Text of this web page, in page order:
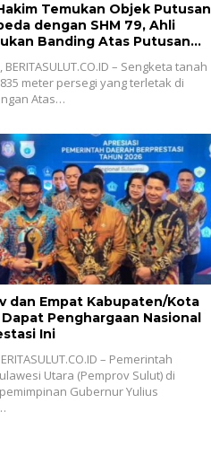
Temukan Objek Putusan
dengan SHM 79, Ahli
Banding Atas Putusan
– Sengketa tanah
meter persegi yang terletak di
Atas…
dan Empat Kabupaten/Kota
Penghargaan Nasional
Ini
– Pemerintah
Utara (Pemprov Sulut) di
Gubernur Yulius